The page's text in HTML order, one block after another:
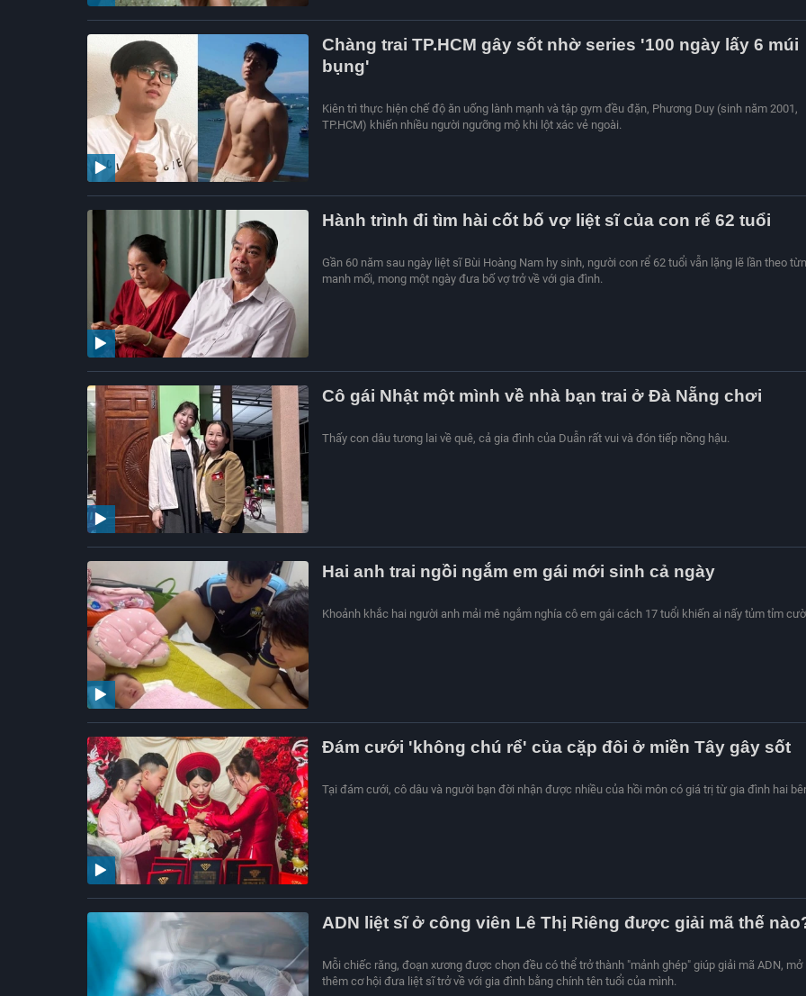
Chàng trai TP.HCM gây sốt nhờ series '100 ngày lấy 6 múi
bụng'
Kiên trì thực hiện chế độ ăn uống lành mạnh và tập gym đều đặn, Phương Duy (sinh năm 2001,
TP.HCM) khiến nhiều người ngưỡng mộ khi lột xác vẻ ngoài.
Hành trình đi tìm hài cốt bố vợ liệt sĩ của con rể 62 tuổi
Gần 60 năm sau ngày liệt sĩ Bùi Hoàng Nam hy sinh, người con rể 62 tuổi vẫn lặng lẽ lần theo
manh mối, mong một ngày đưa bố vợ trở về với gia đình.
Cô gái Nhật một mình về nhà bạn trai ở Đà Nẵng chơi
Thấy con dâu tương lai về quê, cả gia đình của Duẫn rất vui và đón tiếp nồng hậu.
Hai anh trai ngồi ngắm em gái mới sinh cả ngày
Khoảnh khắc hai người anh mải mê ngắm nghía cô em gái cách 17 tuổi khiến ai nấy tủm tỉm
Đám cưới 'không chú rể' của cặp đôi ở miền Tây gây sốt
Tại đám cưới, cô dâu và người bạn đời nhận được nhiều của hồi môn có giá trị từ gia đình hai
ADN liệt sĩ ở công viên Lê Thị Riêng được giải mã thế
Mỗi chiếc răng, đoạn xương được chọn đều có thể trở thành "mảnh ghép" giúp giải mã ADN, mở
thêm cơ hội đưa liệt sĩ trở về với gia đình bằng chính tên tuổi của mình.